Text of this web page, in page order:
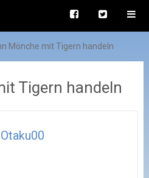
Mönche mit Tigern handeln
Tigern handeln
Otaku00